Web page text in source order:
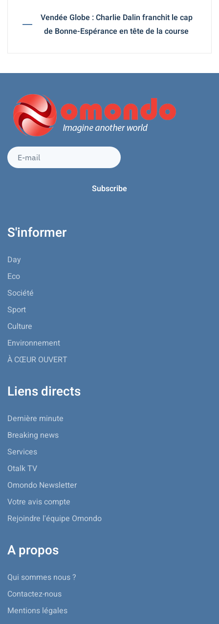
Vendée Globe : Charlie Dalin franchit le cap
de Bonne-Espérance en tête de la course
S'informer
Day
Eco
Société
Sport
Culture
Environnement
À CŒUR OUVERT
Liens directs
Dernière minute
Breaking news
Services
Otalk TV
Omondo Newsletter
Votre avis compte
Rejoindre l'équipe Omondo
A propos
Qui sommes nous ?
Contactez-nous
Mentions légales